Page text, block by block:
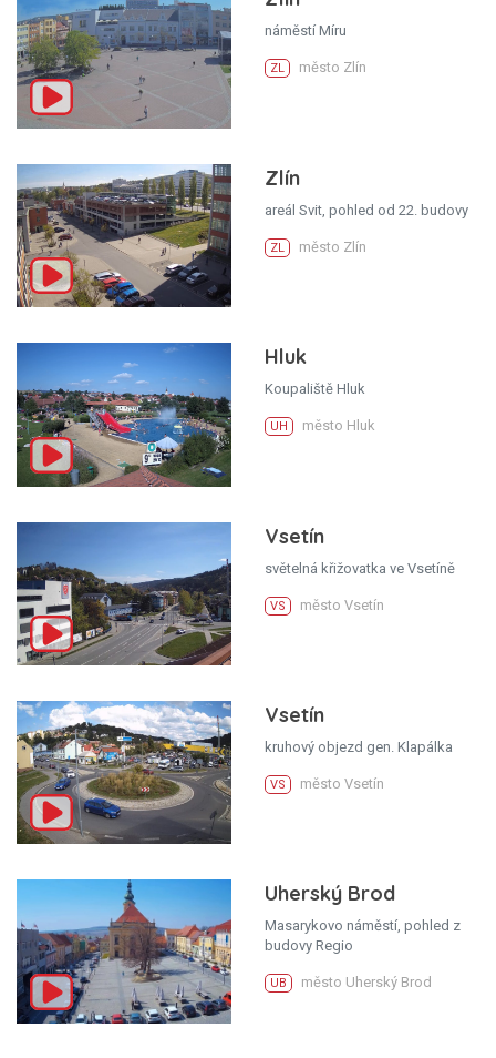
náměstí Míru
ZL město Zlín
Zlín
areál Svit, pohled od 22. budovy
ZL město Zlín
Hluk
Koupaliště Hluk
UH město Hluk
Vsetín
světelná křižovatka ve Vsetíně
VS město Vsetín
Vsetín
kruhový objezd gen. Klapálka
VS město Vsetín
Uherský Brod
Masarykovo náměstí, pohled z
budovy Regio
UB město Uherský Brod